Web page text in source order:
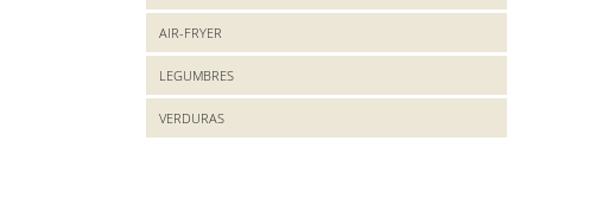
AIR-FRYER
LEGUMBRES
VERDURAS